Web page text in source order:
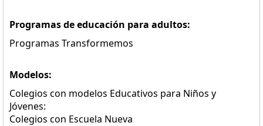
Programas de educación para adultos:
Programas Transformemos
Modelos:
Colegios con modelos Educativos para Niños y
Jóvenes:
Colegios con Escuela Nueva